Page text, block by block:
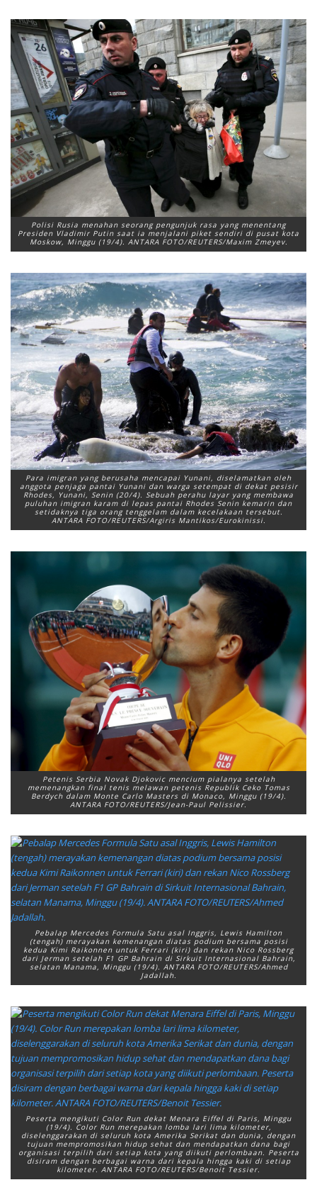
Polisi Rusia menahan seorang pengunjuk rasa yang menentang
Presiden Vladimir Putin saat ia menjalani piket sendiri di pusat kota
Moskow, Minggu (19/4). ANTARA FOTO/REUTERS/Maxim Zmeyev.
Para imigran yang berusaha mencapai Yunani, diselamatkan oleh
anggota penjaga pantai Yunani dan warga setempat di dekat pesisir
Rhodes, Yunani, Senin (20/4). Sebuah perahu layar yang membawa
puluhan imigran karam di lepas pantai Rhodes Senin kemarin dan
setidaknya tiga orang tenggelam dalam kecelakaan tersebut.
ANTARA FOTO/REUTERS/Argiris Mantikos/Eurokinissi.
Petenis Serbia Novak Djokovic mencium pialanya setelah
memenangkan final tenis melawan petenis Republik Ceko Tomas
Berdych dalam Monte Carlo Masters di Monaco, Minggu (19/4).
ANTARA FOTO/REUTERS/Jean-Paul Pelissier.
Pebalap Mercedes Formula Satu asal Inggris, Lewis Hamilton
(tengah) merayakan kemenangan diatas podium bersama posisi
kedua Kimi Raikonnen untuk Ferrari (kiri) dan rekan Nico Rossberg
dari Jerman setelah F1 GP Bahrain di Sirkuit Internasional Bahrain,
selatan Manama, Minggu (19/4). ANTARA FOTO/REUTERS/Ahmed
Jadallah.
Peserta mengikuti Color Run dekat Menara Eiffel di Paris, Minggu
(19/4). Color Run merepakan lomba lari lima kilometer,
diselenggarakan di seluruh kota Amerika Serikat dan dunia, dengan
tujuan mempromosikan hidup sehat dan mendapatkan dana bagi
organisasi terpilih dari setiap kota yang diikuti perlombaan. Peserta
disiram dengan berbagai warna dari kepala hingga kaki di setiap
kilometer. ANTARA FOTO/REUTERS/Benoit Tessier.